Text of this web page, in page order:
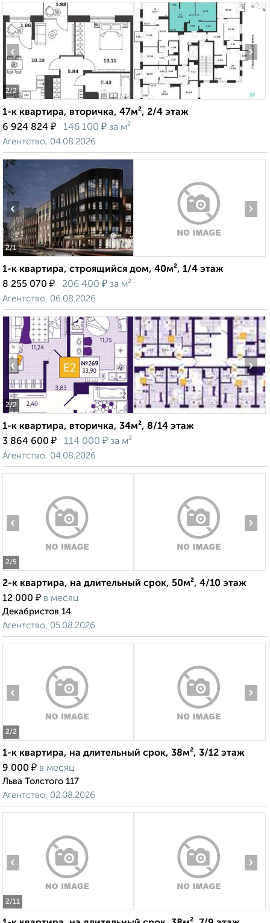
2/2
‹ ›
1-к квартира, вторичка, 47м², 2/4 этаж
6 924 824 ₽ 146 100 ₽ за м²
Агентство, 04.08.2026
2/1
‹ ›
1-к квартира, строящийся дом, 40м², 1/4 этаж
8 255 070 ₽ 206 400 ₽ за м²
Агентство, 06.08.2026
2/2
‹ ›
1-к квартира, вторичка, 34м², 8/14 этаж
3 864 600 ₽ 114 000 ₽ за м²
Агентство, 04.08.2026
2/5
‹ ›
2-к квартира, на длительный срок, 50м², 4/10 этаж
12 000 ₽ в месяц
Декабристов 14
Агентство, 05.08.2026
2/2
‹ ›
1-к квартира, на длительный срок, 38м², 3/12 этаж
9 000 ₽ в месяц
Льва Толстого 117
Агентство, 02.08.2026
2/11
‹ ›